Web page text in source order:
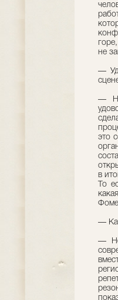
не
—
— Не
это
в
То
—
—